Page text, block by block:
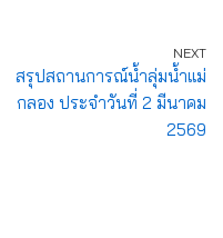
NEXT
สรุปสถานการณ์น้ำลุ่มน้ำแม่
กลอง ประจำวันที่ 2 มีนาคม
2569